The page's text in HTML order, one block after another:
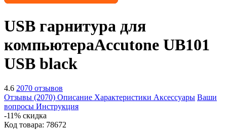
USB гарнитура для
компьютераAccutone UB101
USB black
4.6 2070 отзывов
Отзывы (2070) Описание Характеристики Аксессуары Ваши
вопросы Инструкция
-11% скидка
Код товара: 78672